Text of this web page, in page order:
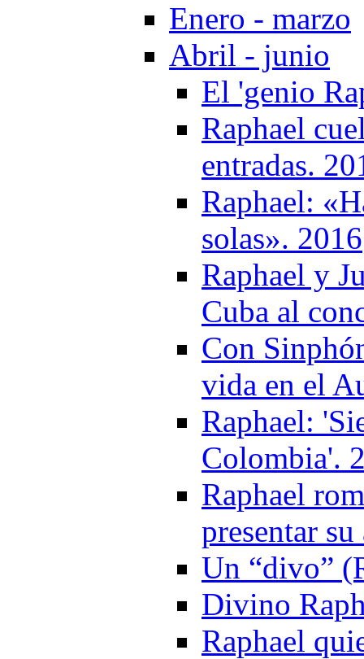
Enero - marzo
Abril - junio
El 'genio
Raphael
entradas.
Raphael:
solas». 2016
Raphael y
Cuba al
Con
vida en el
Raphael:
Colombia'.
Raphael
presentar
Un “divo”
Divino
Raphael